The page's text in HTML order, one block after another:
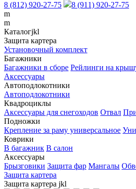
8 (812) 920-27-75
8 (911) 920-27-75
m
m
Каталогjkl
Защита картера
Установочный комплект
Багажники
Багажники в сборе Рейлинги на
Аксессуары
Автоподлокотники
Автоподлокотники
Квадроциклы
Аксессуары для снегоходов Отвал
Подножки
Крепление за раму универсальное
Коврики
В багажник В салон
Аксессуары
Брызговики Защита фар Мангалы
Защита картера
Защита картера jkl